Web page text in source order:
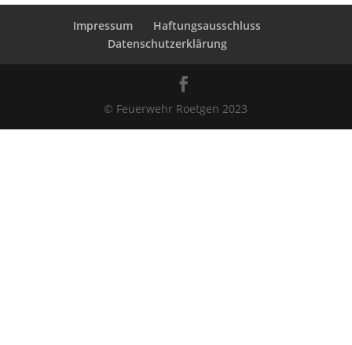
Impressum
Haftungsausschluss
Datenschutzerklärung
© Feuerwehr Roetgen 2023